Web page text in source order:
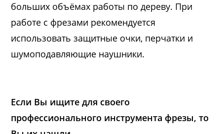
больших объёмах работы по дереву. При
работе с фрезами рекомендуется
использовать защитные очки, перчатки и
шумоподавляющие наушники.
Если Вы ищите для своего
профессионального инструмента фрезы, то